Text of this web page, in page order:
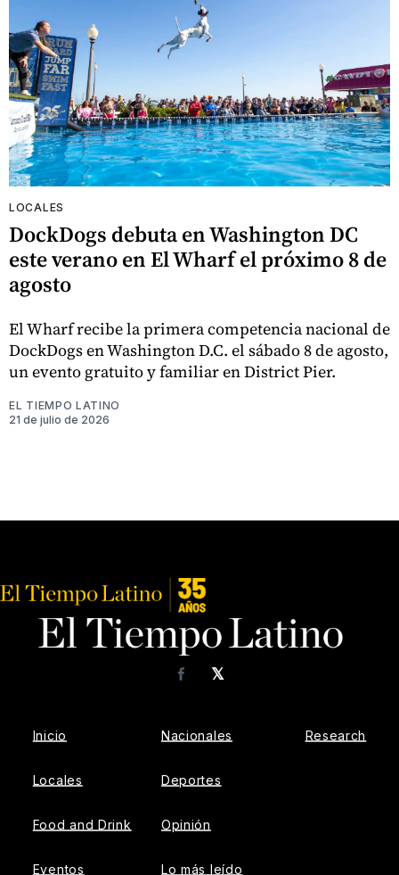
LOCALES
DockDogs debuta en Washington DC
este verano en El Wharf el próximo 8 de
agosto
El Wharf recibe la primera competencia nacional de
DockDogs en Washington D.C. el sábado 8 de agosto,
un evento gratuito y familiar en District Pier.
EL TIEMPO LATINO
21 de julio de 2026
𝕏
Facebook
Inicio
Locales
Food and Drink
Eventos
Nacionales
Deportes
Opinión
Lo más leído
Research